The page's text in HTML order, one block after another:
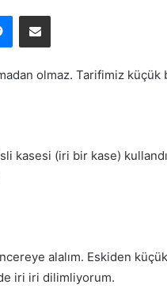
olmaz. Tarifimiz
kasesi (iri bir kase)
alalım. Eskiden
iri iri dilimliyorum.